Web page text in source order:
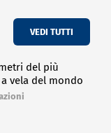
VEDI TUTTI
del più
vela del mondo